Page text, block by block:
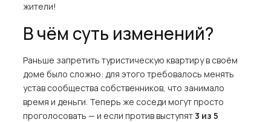
жители!
В чём суть изменений?
Раньше запретить туристическую квартиру в своём
доме было сложно: для этого требовалось менять
устав сообщества собственников, что занимало
время и деньги. Теперь же соседи могут просто
проголосовать — и если против выступят3 из 5